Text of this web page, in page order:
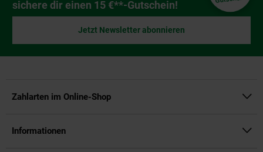
sichere dir einen 15 €**-Gutschein!
Jetzt Newsletter abonnieren
Zahlarten im Online-Shop
Informationen